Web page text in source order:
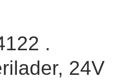
.
24V